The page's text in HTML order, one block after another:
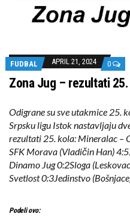
FUDBAL APRIL 21, 2024 0
Zona Jug – rezultati
Odigrane su sve utakmice 25.
Srpsku ligu Istok nastavljaju
rezultati 25. kola: Mineralac –
SFK Morava (Vladičin Han)
Dinamo Jug 0:2Sloga
Svetlost 0:3Jedinstvo
Podeli ovo: